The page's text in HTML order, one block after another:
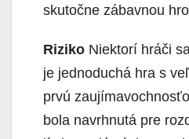
skutočne zábavnou
Riziko Niektorí hráči
je jednoduchá hra s
prvú
bola navrhnutá pre